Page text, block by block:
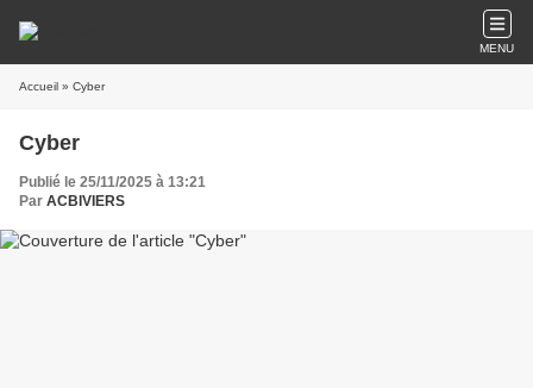
MENU
Accueil » Cyber
Cyber
Publié le 25/11/2025 à 13:21
Par ACBIVIERS